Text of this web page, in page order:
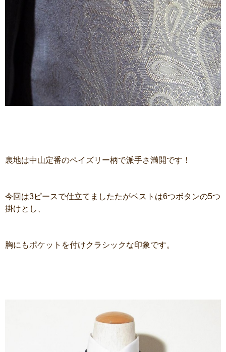
裏地は中山定番のペイズリー柄で派手さ満開です！
今回は3ピースで仕立てましたたがベストは6つボタンの5つ
掛けとし、
胸にもポケットを付けクラシックな印象です。